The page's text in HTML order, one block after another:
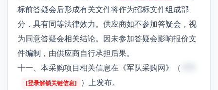
标前答疑会后形成有关文件将作为招标文件组成部
分，具有同等法律效力。供应商如不参加答疑会，视
为同意答疑会相关结论。因未参加答疑会影响报价文
件编制，由供应商自行承担后果。
十一、本采购项目相关信息在《军队采购网》（
[登录解锁关键信息]
）上发布。